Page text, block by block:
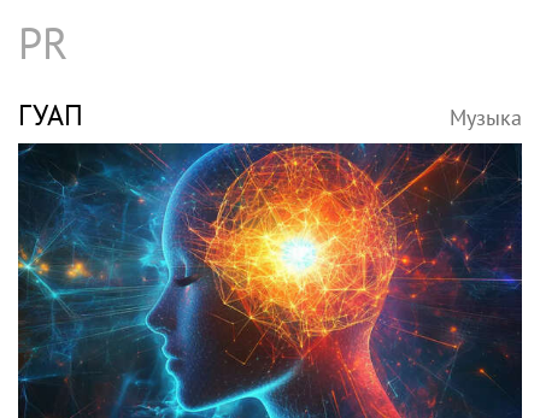
PR
ГУАП Музыка